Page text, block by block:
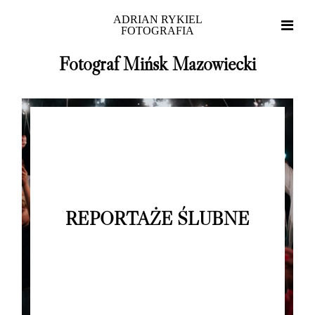
ADRIAN RYKIEL
FOTOGRAFIA
Fotograf Mińsk Mazowiecki
REPORTAŻE ŚLUBNE
Home